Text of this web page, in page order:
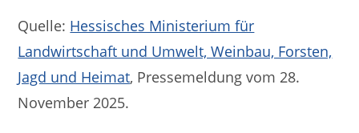
Quelle: Hessisches Ministerium für
Landwirtschaft und Umwelt, Weinbau, Forsten,
Jagd und Heimat, Pressemeldung vom 28.
November 2025.